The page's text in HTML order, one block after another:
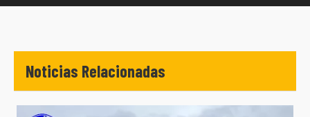
English
Noticias Relacionadas